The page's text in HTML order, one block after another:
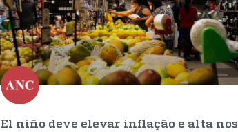
El niño deve elevar inflação e alta nos